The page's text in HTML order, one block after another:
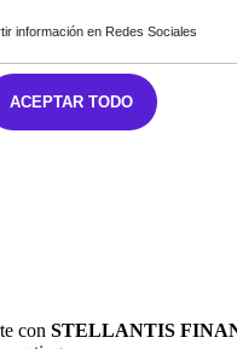
con STELLANTIS
información en Redes Sociales
ACEPTAR TODO